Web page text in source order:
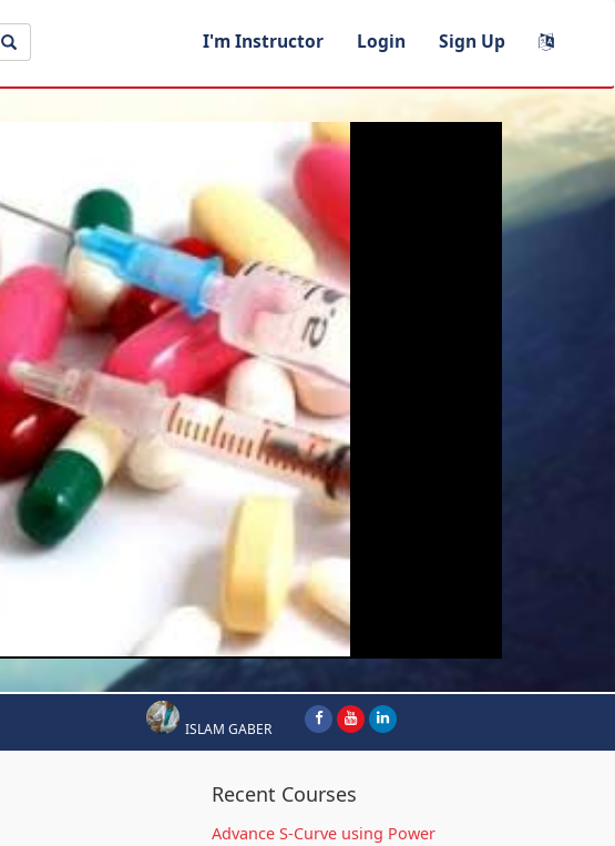
I'm Instructor Login Sign Up
ISLAM GABER
Recent Courses
Advance S-Curve using Power